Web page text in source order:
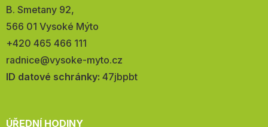
Adresa:
B. Smetany 92,
566 01 Vysoké Mýto
Telefon:
+420 465 466 111
E-
mail:
radnice@vysoke-myto.cz
ID datové schránky: 47jbpbt
ÚŘEDNÍ HODINY